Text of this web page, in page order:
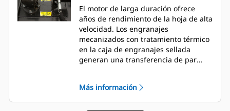
El motor de larga duración ofrece
años de rendimiento de la hoja de alta
velocidad. Los engranajes
mecanizados con tratamiento térmico
en la caja de engranajes sellada
generan una transferencia de par
Más información